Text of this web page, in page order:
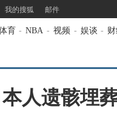
我的搜狐 邮件
育 - NBA - 视频 - 娱谈 -
人遗骸埋